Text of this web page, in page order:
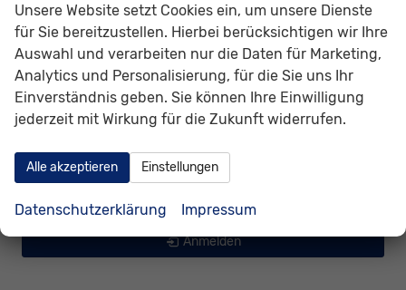
Suzuki
Toyota
Volkswagen
Volvo
Weitere
Anmelden
Unsere Website setzt Cookies ein, um unsere Dienste
für Sie bereitzustellen. Hierbei berücksichtigen wir Ihre
Auswahl und verarbeiten nur die Daten für Marketing,
Analytics und Personalisierung, für die Sie uns Ihr
Einverständnis geben. Sie können Ihre Einwilligung
jederzeit mit Wirkung für die Zukunft widerrufen.
Alle akzeptieren Einstellungen
Datenschutzerklärung Impressum